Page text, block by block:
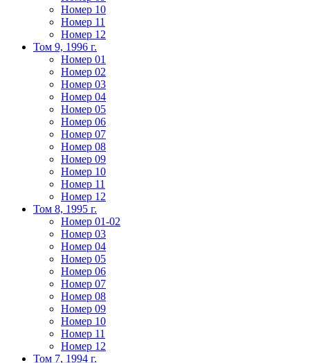
Номер 10
Номер 11
Номер 12
Том 9, 1996 г.
Номер 01
Номер 02
Номер 03
Номер 04
Номер 05
Номер 06
Номер 07
Номер 08
Номер 09
Номер 10
Номер 11
Номер 12
Том 8, 1995 г.
Номер 01-02
Номер 03
Номер 04
Номер 05
Номер 06
Номер 07
Номер 08
Номер 09
Номер 10
Номер 11
Номер 12
Том 7, 1994 г.